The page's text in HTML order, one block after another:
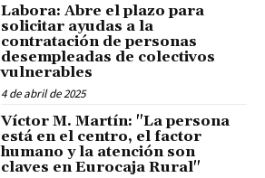
Labora: Abre el plazo para
solicitar ayudas a la
contratación de personas
desempleadas de colectivos
vulnerables
4 de abril de 2025
Víctor M. Martín: "La persona
está en el centro, el factor
humano y la atención son
claves en Eurocaja Rural"